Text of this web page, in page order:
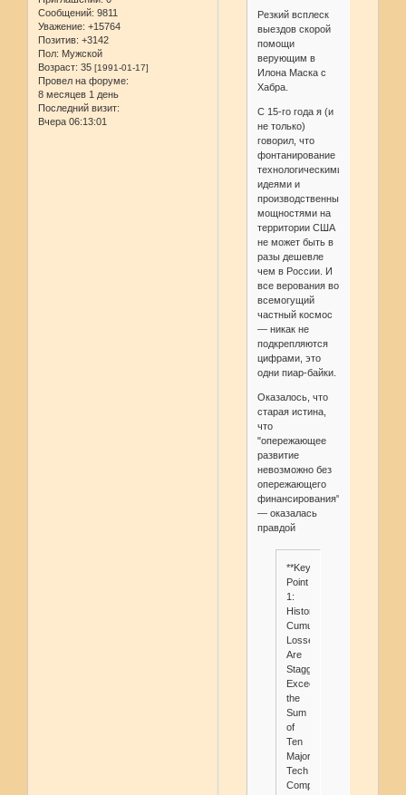
Сообщений: 9811
Уважение: +15764
Позитив: +3142
Пол: Мужской
Возраст: 35 [1991-01-17]
Провел на форуме:
8 месяцев 1 день
Последний визит:
Вчера 06:13:01
Резкий всплеск
выездов скорой
помощи
верующим в
Илона Маска с
Хабра.
С 15-го года я (и
не только)
говорил, что
фонтанирование
технологическими
идеями и
производственными
мощностями на
территории США
не может быть в
разы дешевле
чем в России. И
все верования во
всемогущий
частный космос
— никак не
подкрепляются
цифрами, это
одни пиар-байки.
Оказалось, что
старая истина,
что
"опережающее
развитие
невозможно без
опережающего
финансирования"
— оказалась
правдой
**Key
Point
1:
Historical
Cumulative
Losses
Are
Staggering,
Exceeding
the
Sum
of
Ten
Major
Tech
Companies**